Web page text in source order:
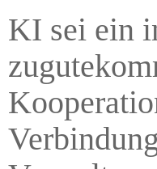
KI sei ein